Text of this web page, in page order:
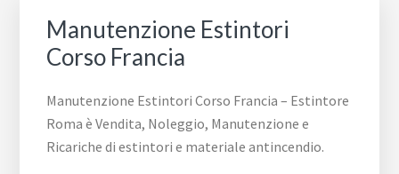
Manutenzione Estintori
Corso Francia
Manutenzione Estintori Corso Francia – Estintore
Roma è Vendita, Noleggio, Manutenzione e
Ricariche di estintori e materiale antincendio.